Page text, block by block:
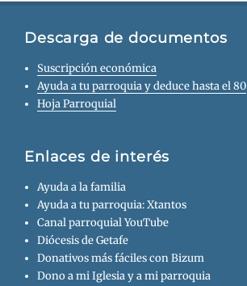
Descarga de documentos
Suscripción económica
Ayuda a tu parroquia y deduce hasta el 80
Hoja Parroquial
Enlaces de interés
Ayuda a la familia
Ayuda a tu parroquia: Xtantos
Canal parroquial YouTube
Diócesis de Getafe
Donativos más fáciles con Bizum
Dono a mi Iglesia y a mi parroquia